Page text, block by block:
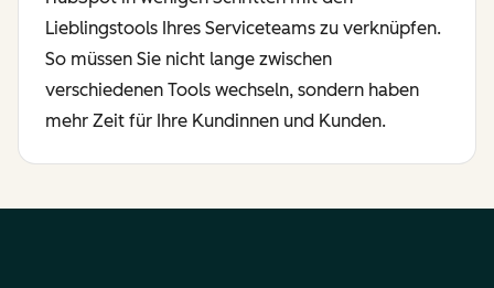
Lieblingstools Ihres Serviceteams zu verknüpfen.
So müssen Sie nicht lange zwischen
verschiedenen Tools wechseln, sondern haben
mehr Zeit für Ihre Kundinnen und Kunden.